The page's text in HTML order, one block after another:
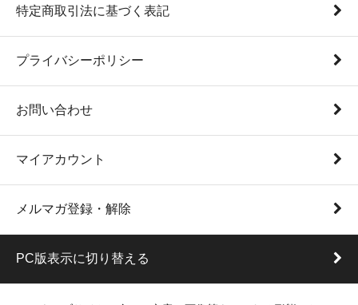
特定商取引法に基づく表記
プライバシーポリシー
お問い合わせ
マイアカウント
メルマガ登録・解除
PC版表示に切り替える